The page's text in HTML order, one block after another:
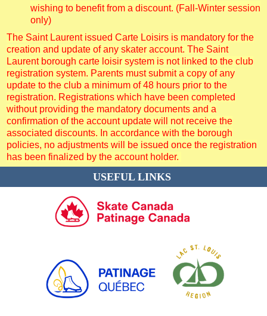
wishing to benefit from a discount. (Fall-Winter session
only)
The Saint Laurent issued Carte Loisirs is mandatory for the
creation and update of any skater account. The Saint
Laurent borough carte loisir system is not linked to the club
registration system. Parents must submit a copy of any
update to the club a minimum of 48 hours prior to the
registration. Registrations which have been completed
without providing the mandatory documents and a
confirmation of the account update will not receive the
associated discounts. In accordance with the borough
policies, no adjustments will be issued once the registration
has been finalized by the account holder.
USEFUL LINKS